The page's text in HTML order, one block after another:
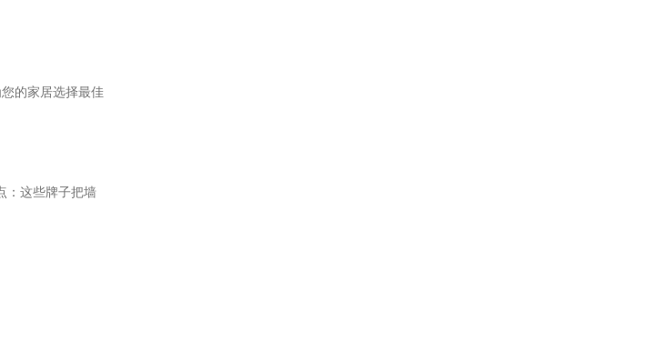
的家居选择最佳
：这些牌子把墙